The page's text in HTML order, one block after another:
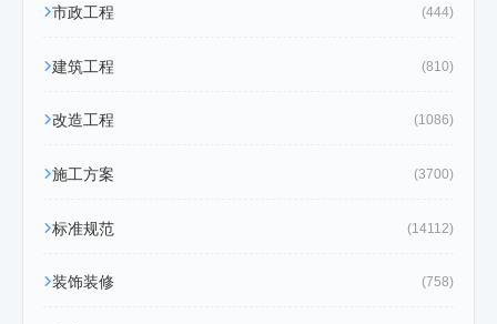
市政工程 (444)
建筑工程 (810)
改造工程 (1086)
施工方案 (3700)
标准规范 (14112)
装饰装修 (758)